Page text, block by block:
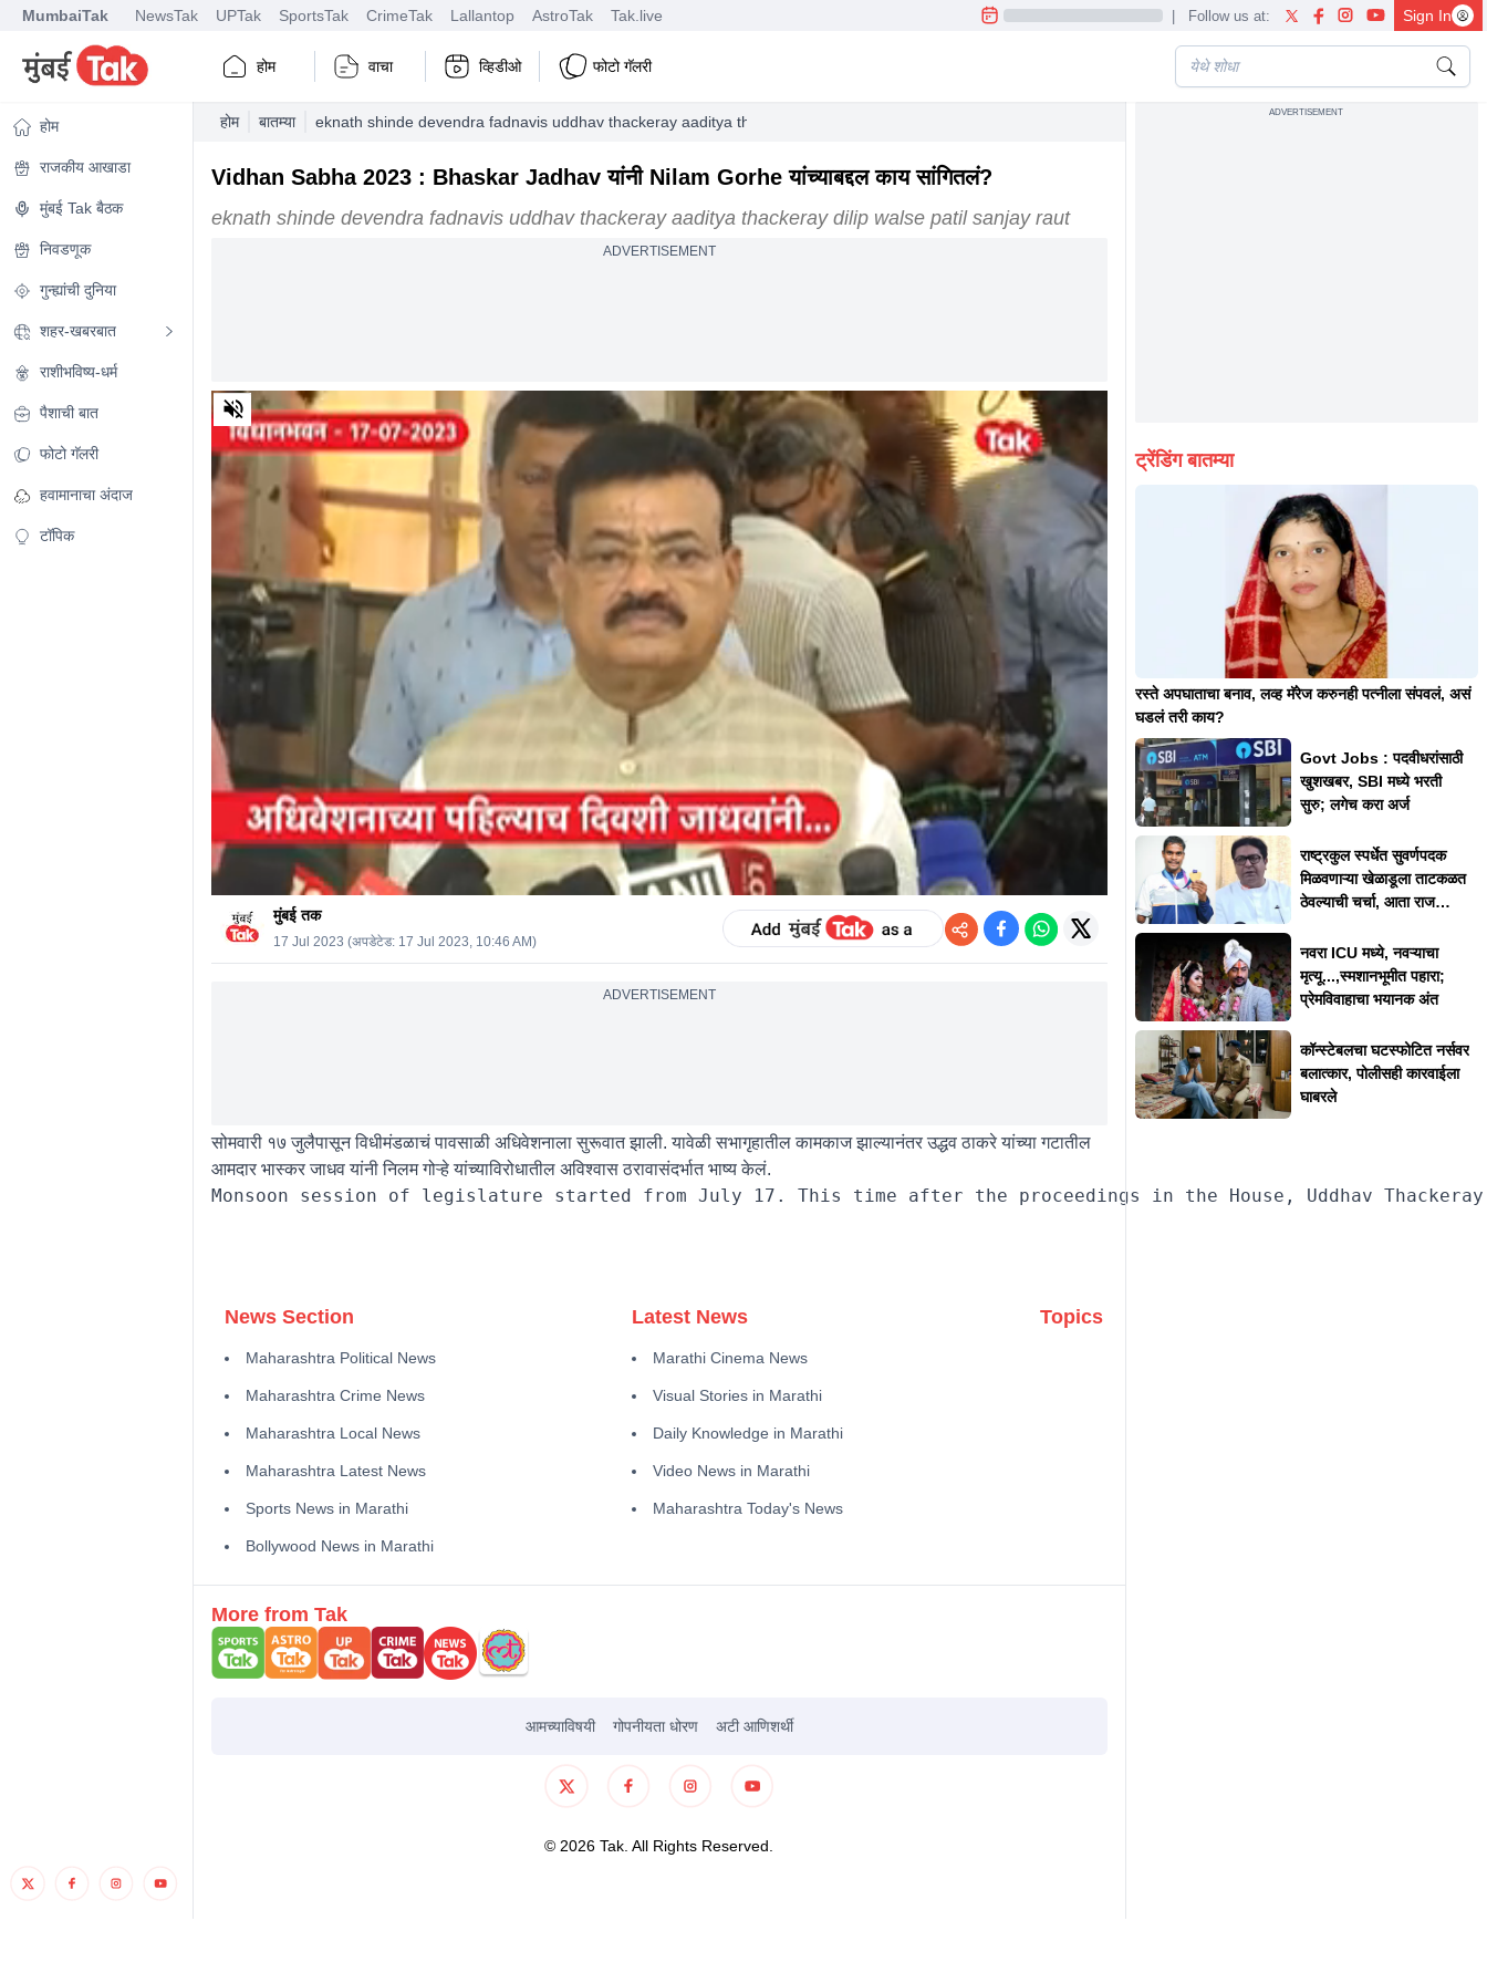
MumbaiTak NewsTak UPTak SportsTak CrimeTak Lallantop AstroTak Tak.live | Follow us at: Sign In
होम वाचा व्हिडीओ फोटो गॅलरी
होम
राजकीय आखाडा
मुंबई Tak बैठक
निवडणूक
गुन्ह्यांची दुनिया
शहर-खबरबात
राशीभविष्य-धर्म
पैशाची बात
फोटो गॅलरी
हवामानाचा अंदाज
टॉपिक
होम बातम्या eknath shinde devendra fadnavis uddhav thackeray aaditya thackeray dilip walse patil sanjay raut 5vq2
Vidhan Sabha 2023 : Bhaskar Jadhav यांनी Nilam Gorhe यांच्याबद्दल काय सांगितलं?
eknath shinde devendra fadnavis uddhav thackeray aaditya thackeray dilip walse patil sanjay raut
ADVERTISEMENT
0
of
minute,
27
secondsVolume
0%
मुंबई तक
17 Jul 2023 (अपडेटेड: 17 Jul 2023, 10:46 AM)
ADVERTISEMENT
सोमवारी १७ जुलैपासून विधीमंडळाचं पावसाळी अधिवेशनाला सुरूवात झाली. यावेळी सभागृहातील कामकाज झाल्यानंतर उद्धव ठाकरे यांच्या गटातील
आमदार भास्कर जाधव यांनी निलम गोऱ्हे यांच्याविरोधातील अविश्वास ठरावासंदर्भात भाष्य केलं.
News Section
Maharashtra Political News
Maharashtra Crime News
Maharashtra Local News
Maharashtra Latest News
Sports News in Marathi
Bollywood News in Marathi
Latest News
Marathi Cinema News
Visual Stories in Marathi
Daily Knowledge in Marathi
Video News in Marathi
Maharashtra Today's News
Topics
More from Tak
आमच्याविषयी गोपनीयता धोरण अटी आणिशर्थी
© 2026 Tak. All Rights Reserved.
ADVERTISEMENT
ट्रेंडिंग बातम्या
रस्ते अपघाताचा बनाव, लव्ह मॅरेज करुनही पत्नीला संपवलं, असं
घडलं तरी काय?
Govt Jobs : पदवीधरांसाठी
खुशखबर, SBI मध्ये भरती
सुरु; लगेच करा अर्ज
राष्ट्रकुल स्पर्धेत सुवर्णपदक
मिळवणाऱ्या खेळाडूला ताटकळत
ठेवल्याची चर्चा, आता राज
नवरा ICU मध्ये, नवऱ्याचा
मृत्यू...,स्मशानभूमीत पहारा;
प्रेमविवाहाचा भयानक अंत
कॉन्स्टेबलचा घटस्फोटित नर्सवर
बलात्कार, पोलीसही कारवाईला
घाबरले